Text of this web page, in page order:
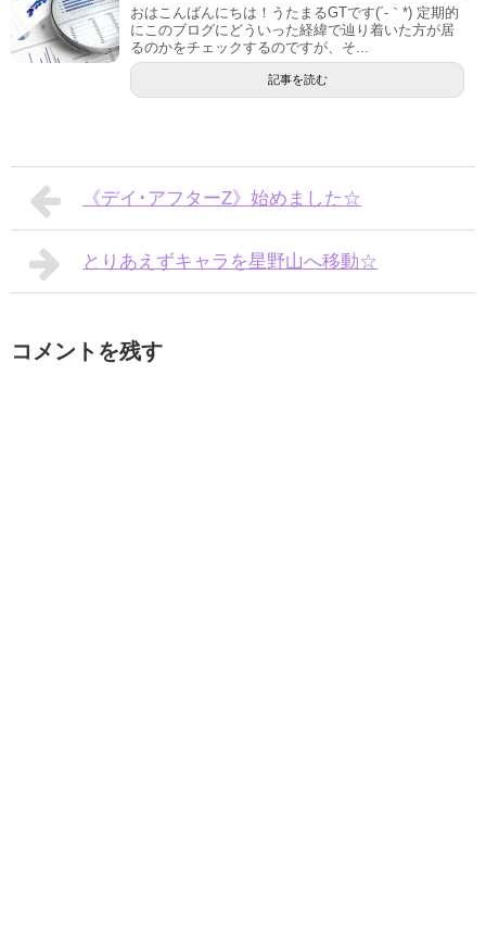
おはこんばんにちは！うたまるGTです(´-｀*) 定期的
にこのブログにどういった経緯で辿り着いた方が居
るのかをチェックするのですが、そ...
記事を読む
《デイ･アフターZ》始めました☆
とりあえずキャラを星野山へ移動☆
コメントを残す